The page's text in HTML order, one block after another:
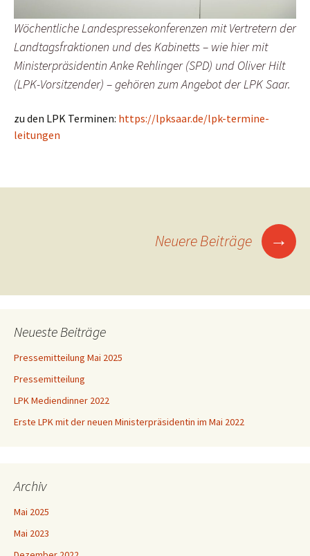
Wöchentliche Landespressekonferenzen mit Vertretern der
Landtagsfraktionen und des Kabinetts – wie hier mit
Ministerpräsidentin Anke Rehlinger (SPD) und Oliver Hilt
(LPK-Vorsitzender) – gehören zum Angebot der LPK Saar.
zu den LPK Terminen: https://lpksaar.de/lpk-termine-
leitungen
Beitragsnavigation
Neuere Beiträge →
Neueste Beiträge
Pressemitteilung Mai 2025
Pressemitteilung
LPK Mediendinner 2022
Erste LPK mit der neuen Ministerpräsidentin im Mai 2022
Archiv
Mai 2025
Mai 2023